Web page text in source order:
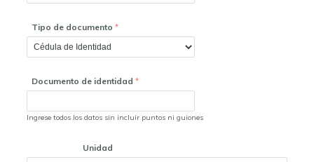
Tipo de documento
Documento de identidad
Ingrese todos los datos sin incluir puntos ni guiones
Unidad